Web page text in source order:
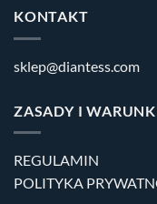
KONTAKT
sklep@diantess.com
ZASADY I
REGULAMIN
POLITYKA